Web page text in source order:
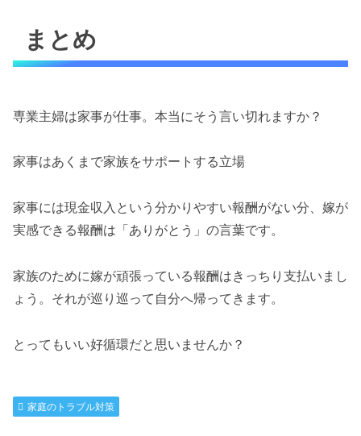
まとめ
専業主婦は家事が仕事。本当にそう言い切れますか？
家事はあくまで家族をサポートする立場
家事には現金収入という分かりやすい報酬がない分、嫁が
実感できる報酬は「ありがとう」の言葉です。
家族のために嫁が頑張っている報酬はきっちり支払いまし
ょう。それが巡り巡って自分へ帰ってきます。
とってもいい好循環だと思いませんか？
家庭のトラブル対策